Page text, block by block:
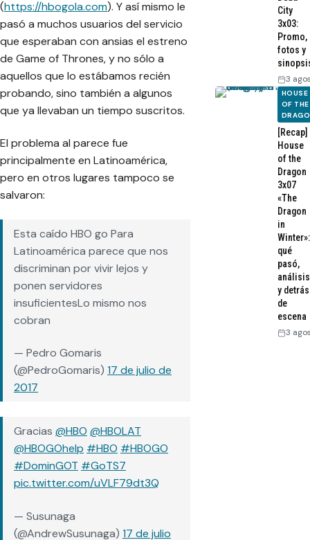
(https://hbogola.com). Y así mismo le
pasó a muchos usuarios del servicio
que esperaban con ansias el estreno
de Game of Thrones, y no sólo a
aquellos que lo estábamos recién
probando, sino también a algunos
que ya llevaban un tiempo suscritos.
El problema al parece fue
principalmente en Latinoamérica,
pero en otros lugares tampoco se
salvaron:
Esta caído HBO go Para
Latinoamérica parece que nos
discriminan por vivir lejos y
ponen servidores
insuficientesLo mismo nos
cobran
— Pedro Gomaris
(@PedroGomaris) 17 de julio de
2017
Gracias @HBO @HBOLAT
@HBOGOhelp #HBO #HBOGO
#DominGOT #GoTS7
pic.twitter.com/uVLF79dt3Q
— Susunaga
(@AndrewSusunaga) 17 de julio
City
3x03:
Promo,
fotos y
3
HOUSE
OF THE
[Recap]
House
of the
Dragon
3x07
«The
Dragon
in
Winter»:
qué
pasó,
análisis
y detrás
de
escena
3